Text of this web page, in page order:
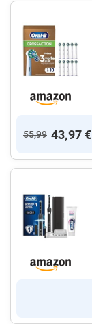
55,99 43,97 €